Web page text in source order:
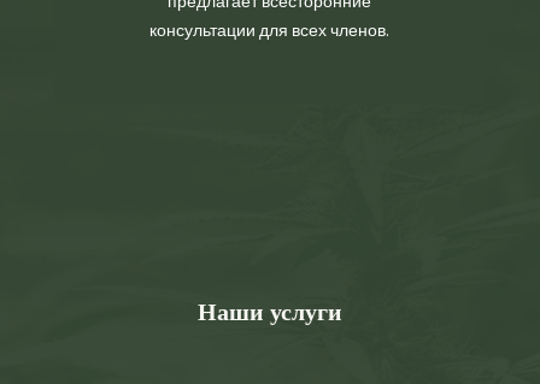
консультации для всех членов.
Наши услуги